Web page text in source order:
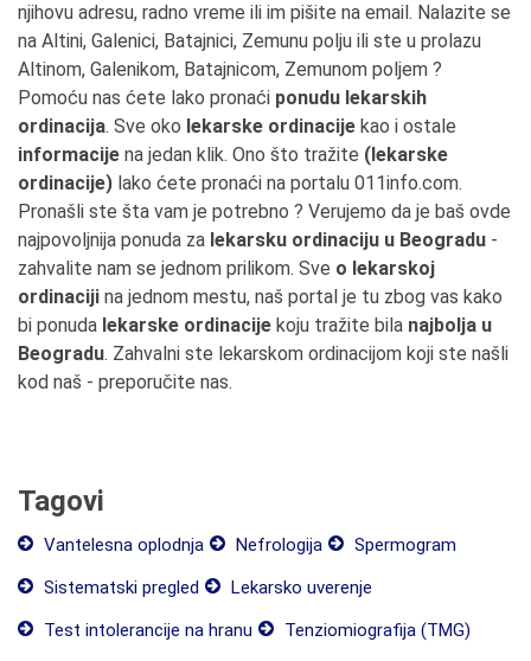
njihovu adresu, radno vreme ili im pišite na email. Nalazite se
na Altini, Galenici, Batajnici, Zemunu polju ili ste u prolazu
Altinom, Galenikom, Batajnicom, Zemunom poljem ?
Pomoću nas ćete lako pronaći ponudu lekarskih
ordinacija. Sve oko lekarske ordinacije kao i ostale
informacije na jedan klik. Ono što tražite (lekarske
ordinacije) lako ćete pronaći na portalu 011info.com.
Pronašli ste šta vam je potrebno ? Verujemo da je baš ovde
najpovoljnija ponuda za lekarsku ordinaciju u Beogradu -
zahvalite nam se jednom prilikom. Sve o lekarskoj
ordinaciji na jednom mestu, naš portal je tu zbog vas kako
bi ponuda lekarske ordinacije koju tražite bila najbolja u
Beogradu. Zahvalni ste lekarskom ordinacijom koji ste našli
kod naš - preporučite nas.
Tagovi
Vantelesna oplodnja Nefrologija
Spermogram
Sistematski pregled
Lekarsko uverenje
Test intolerancije na hranu
Tenziomiografija (TMG)